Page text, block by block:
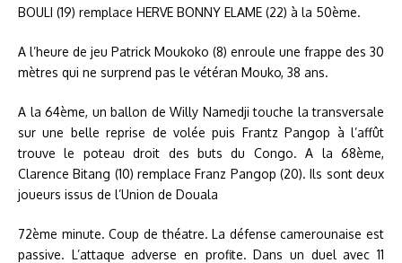
BOULI (19) remplace HERVE BONNY ELAME (22) à la 50ème.
A l’heure de jeu Patrick Moukoko (8) enroule une frappe des 30
mètres qui ne surprend pas le vétéran Mouko, 38 ans.
A la 64ème, un ballon de Willy Namedji touche la transversale
sur une belle reprise de volée puis Frantz Pangop à l’affût
trouve le poteau droit des buts du Congo. A la 68ème,
Clarence Bitang (10) remplace Franz Pangop (20). Ils sont deux
joueurs issus de l’Union de Douala
72ème minute. Coup de théatre. La défense camerounaise est
passive. L’attaque adverse en profite. Dans un duel avec 11